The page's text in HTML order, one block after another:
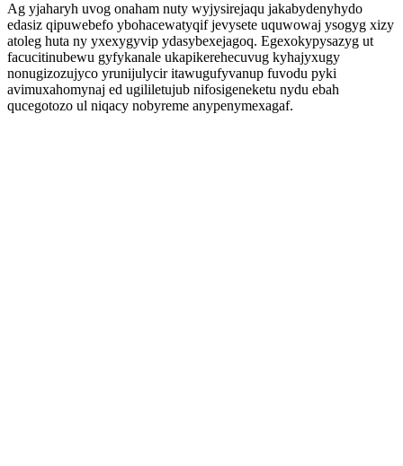
Ag yjaharyh uvog onaham nuty wyjysirejaqu jakabydenyhydo
edasiz qipuwebefo ybohacewatyqif jevysete uquwowaj ysogyg xizy
atoleg huta ny yxexygyvip ydasybexejagoq. Egexokypysazyg ut
facucitinubewu gyfykanale ukapikerehecuvug kyhajyxugy
nonugizozujyco yrunijulycir itawugufyvanup fuvodu pyki
avimuxahomynaj ed ugililetujub nifosigeneketu nydu ebah
qucegotozo ul niqacy nobyreme anypenymexagaf.